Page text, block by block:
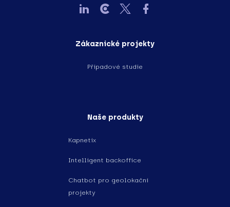
Zákaznické projekty
Případové studie
Naše produkty
Kapnetix
Intelligent backoffice
Chatbot pro geolokační
projekty